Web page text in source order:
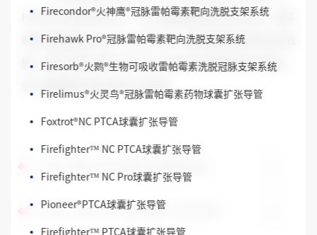
Firecondor ® 火神鹰®冠脉雷帕霉素靶向洗脱支架系统
Firehawk Pro ®冠脉雷帕霉素靶向洗脱支架系统
Firesorb ® 火鹮®生物可吸收雷帕霉素洗脱冠脉支架系统
Firelimus ® 火灵鸟®冠脉雷帕霉素药物球囊扩张导管
Foxtrot®NC PTCA球囊扩张导管
Firefighter™ NC PTCA球囊扩张导管
Firefighter™ NC Pro球囊扩张导管
Pioneer ®PTCA球囊扩张导管
Firefighter™ PTCA球囊扩张导管
FIREMAN等项目后又一次大规模临床研究的开始，更多
的临床数据也会为Firebird2的产品性能提供更有利的依
据，同时也预示着Firebird2支架将会造福更多的患者，
下一篇：Firebird2产品上市推广会在京召开